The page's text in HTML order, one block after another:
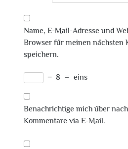
Name, E-Mail-Adresse und
Browser für meinen nächsten
speichern.
− 8 = eins
Benachrichtige mich über
Kommentare via E-Mail.